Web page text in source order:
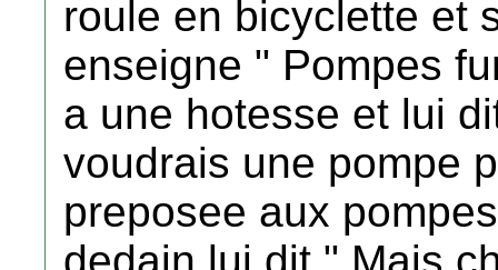
roule en bicyclette et
enseigne " Pompes
a une hotesse et lui
voudrais une pompe
preposee aux